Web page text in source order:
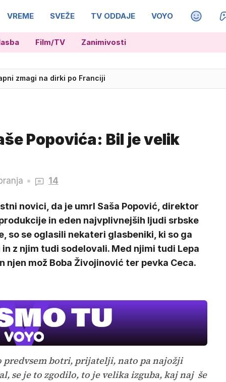
VREME SVEŽE TV ODDAJE VOYO MAGAZIN
Film/TV Zanimivosti
zmagi na dirki po Franciji
Popovića: Bil je velik
14
novici, da je umrl Saša Popović, direktor
in eden najvplivnejših ljudi srbske
so se oglasili nekateri glasbeniki, ki so ga
in z njim tudi sodelovali. Med njimi tudi Lepa
njen mož Boba Živojinović ter pevka Ceca.
predvsem botri, prijatelji, nato pa najožji
se je to zgodilo, to je velika izguba, kaj naj še